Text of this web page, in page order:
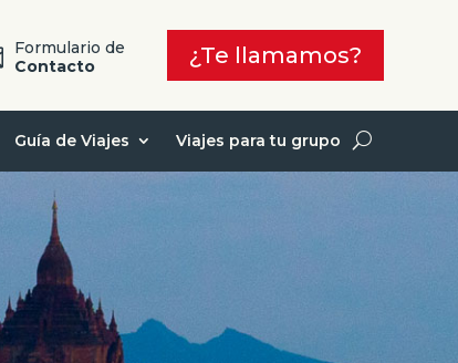
Formulario de
Contacto
¿Te llamamos?
Guía de Viajes Viajes para tu grupo